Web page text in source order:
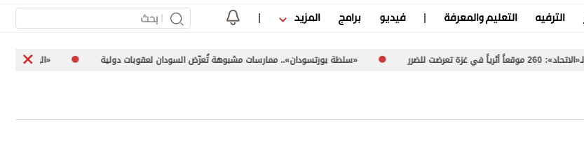
الترفيه التعليم والمعرفة فيديو برامج المزيد
«سلطة بورتسودان».. ممارسات مشبوهة تُعرّض السودان لعقوبات دولية «اليونيفيل» توثق إطلاق إسرائيل 113